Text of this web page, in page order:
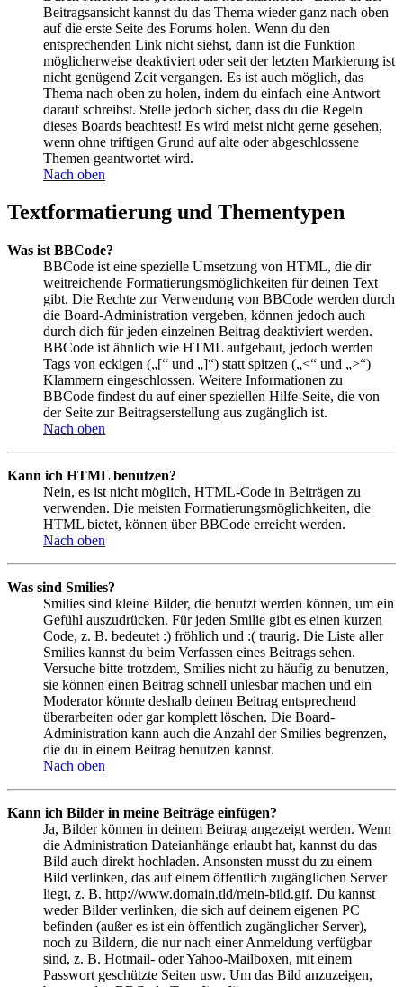
Beitragsansicht kannst du das Thema wieder ganz nach oben
auf die erste Seite des Forums holen. Wenn du den
entsprechenden Link nicht siehst, dann ist die Funktion
möglicherweise deaktiviert oder seit der letzten Markierung ist
nicht genügend Zeit vergangen. Es ist auch möglich, das
Thema nach oben zu holen, indem du einfach eine Antwort
darauf schreibst. Stelle jedoch sicher, dass du die Regeln
dieses Boards beachtest! Es wird meist nicht gerne gesehen,
wenn ohne triftigen Grund auf alte oder abgeschlossene
Themen geantwortet wird.
Nach oben
Textformatierung und Thementypen
Was ist BBCode?
BBCode ist eine spezielle Umsetzung von HTML, die dir
weitreichende Formatierungsmöglichkeiten für deinen Text
gibt. Die Rechte zur Verwendung von BBCode werden durch
die Board-Administration vergeben, können jedoch auch
durch dich für jeden einzelnen Beitrag deaktiviert werden.
BBCode ist ähnlich wie HTML aufgebaut, jedoch werden
Tags von eckigen („[“ und „]“) statt spitzen („<“ und „>“)
Klammern eingeschlossen. Weitere Informationen zu
BBCode findest du auf einer speziellen Hilfe-Seite, die von
der Seite zur Beitragserstellung aus zugänglich ist.
Nach oben
Kann ich HTML benutzen?
Nein, es ist nicht möglich, HTML-Code in Beiträgen zu
verwenden. Die meisten Formatierungsmöglichkeiten, die
HTML bietet, können über BBCode erreicht werden.
Nach oben
Was sind Smilies?
Smilies sind kleine Bilder, die benutzt werden können, um ein
Gefühl auszudrücken. Für jeden Smilie gibt es einen kurzen
Code, z. B. bedeutet :) fröhlich und :( traurig. Die Liste aller
Smilies kannst du beim Verfassen eines Beitrags sehen.
Versuche bitte trotzdem, Smilies nicht zu häufig zu benutzen,
sie können einen Beitrag schnell unlesbar machen und ein
Moderator könnte deshalb deinen Beitrag entsprechend
überarbeiten oder gar komplett löschen. Die Board-
Administration kann auch die Anzahl der Smilies begrenzen,
die du in einem Beitrag benutzen kannst.
Nach oben
Kann ich Bilder in meine Beiträge einfügen?
Ja, Bilder können in deinem Beitrag angezeigt werden. Wenn
die Administration Dateianhänge erlaubt hat, kannst du das
Bild auch direkt hochladen. Ansonsten musst du zu einem
Bild verlinken, das auf einem öffentlich zugänglichen Server
liegt, z. B. http://www.domain.tld/mein-bild.gif. Du kannst
weder Bilder verlinken, die sich auf deinem eigenen PC
befinden (außer es ist ein öffentlich zugänglicher Server),
noch zu Bildern, die nur nach einer Anmeldung verfügbar
sind, z. B. Hotmail- oder Yahoo-Mailboxen, mit einem
Passwort geschützte Seiten usw. Um das Bild anzuzeigen,